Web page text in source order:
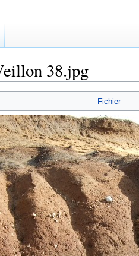
38.jpg
Fichier